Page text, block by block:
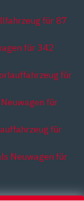
für 87
für 342
für
für
für
Neuwagen für